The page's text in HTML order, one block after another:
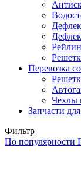
Перевозка
Чехлы
Запчасти
Фильтр
По популярности